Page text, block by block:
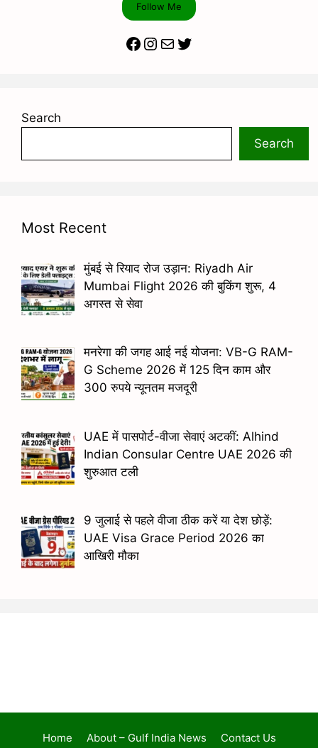
Follow Me
Facebook
Instagram
MailTwitter
Search
Search
Most Recent
मुंबई से रियाद रोज उड़ान: Riyadh Air
Mumbai Flight 2026 की बुकिंग शुरू, 4
अगस्त से सेवा
मनरेगा की जगह आई नई योजना: VB-G RAM-
G Scheme 2026 में 125 दिन काम और
300 रुपये न्यूनतम मजदूरी
UAE में पासपोर्ट-वीजा सेवाएं अटकीं: Alhind
Indian Consular Centre UAE 2026 की
शुरुआत टली
9 जुलाई से पहले वीजा ठीक करें या देश छोड़ें:
UAE Visa Grace Period 2026 का
आखिरी मौका
Home About – Gulf India News Contact Us